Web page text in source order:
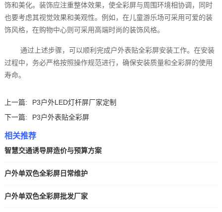
饰和美化。装饰应注重整体效果，使全彩屏与周围环境相协调，同时
也要考虑其视觉效果和美观性。例如，在儿童游乐场可采用可爱的装
饰风格，在购物中心则可采用高端时尚的装饰风格。
通过上述步骤，可以顺利完成户外表贴全彩屏安装工作。在安装
过程中，务必严格按照操作规范进行，确保安装质量和全彩屏的使用
寿命。
上一篇:
P3户外LED灯杆屏厂家定制
下一篇:
P3户外表贴全彩屏
相关推荐
智慧交通诱导屏造价与预算方案
户外单双色全彩屏日常维护
户外单双色全彩屏批发厂家